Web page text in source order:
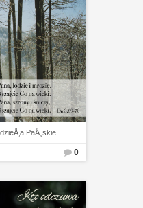
PaÅ„skie.
0